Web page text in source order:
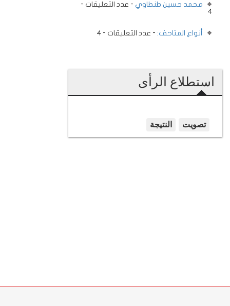
محمد حسين طنطاوي - عدد التعليقات -
4
أنواع المتاحف: - عدد التعليقات - 4
استطلاع الرأى